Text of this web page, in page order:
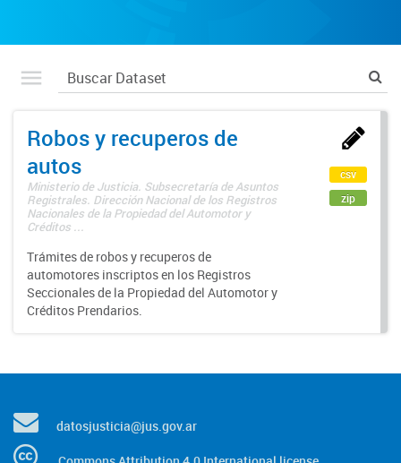
Robos y recuperos de
autos
Ministerio de Justicia. Subsecretaría de Asuntos
Registrales. Dirección Nacional de los Registros
Nacionales de la Propiedad del Automotor y
Créditos ...
Trámites de robos y recuperos de
automotores inscriptos en los Registros
Seccionales de la Propiedad del Automotor y
Créditos Prendarios.
csv
zip
datosjusticia@jus.gov.ar